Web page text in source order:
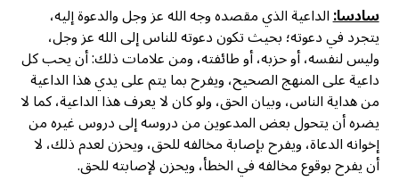
سادسا:الداعية الذي مقصده وجه الله عز وجل والدعوة إليه،
يتجرد في دعوته؛ بحيث تكون دعوته للناس إلى الله عز وجل،
وليس لنفسه، أو حزبه، أو طائفته، ومن علامات ذلك: أن يحب كل
داعية على المنهج الصحيح، ويفرح بما يتم على يدي هذا الداعية
من هداية الناس، وبيان الحق، ولو كان لا يعرف هذا الداعية، كما لا
يضره أن يتحول بعض المدعوين من دروسه إلى دروس غيره من
إخوانه الدعاة، ويفرح بإصابة مخالفه للحق، ويحزن لعدم ذلك، لا
أن يفرح بوقوع مخالفه في الخطأ، ويحزن لإصابته للحق.